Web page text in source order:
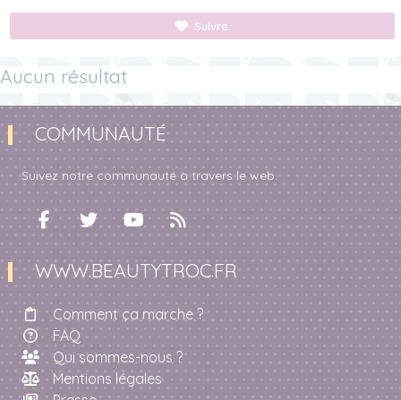
Suivre
Aucun résultat
COMMUNAUTÉ
Suivez notre communauté à travers le web.
WWW.BEAUTYTROC.FR
Comment ça marche ?
FAQ
Qui sommes-nous ?
Mentions légales